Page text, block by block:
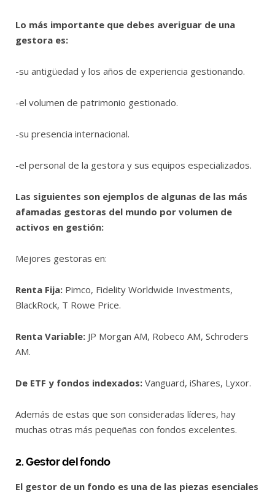
Lo más importante que debes averiguar de una
gestora es:
-su antigüedad y los años de experiencia gestionando.
-el volumen de patrimonio gestionado.
-su presencia internacional.
-el personal de la gestora y sus equipos especializados.
Las siguientes son ejemplos de algunas de las más
afamadas gestoras del mundo por volumen de
activos en gestión:
Mejores gestoras en:
Renta Fija: Pimco, Fidelity Worldwide Investments,
BlackRock, T Rowe Price.
Renta Variable: JP Morgan AM, Robeco AM, Schroders
AM.
De ETF y fondos indexados: Vanguard, iShares, Lyxor.
Además de estas que son consideradas líderes, hay
muchas otras más pequeñas con fondos excelentes.
2. Gestor del fondo
El gestor de un fondo es una de las piezas esenciales